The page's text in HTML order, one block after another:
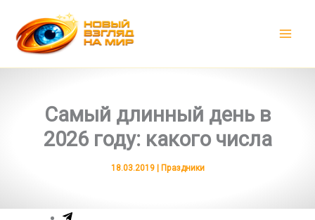
содержимому
Самый длинный день в
2026 году: какого числа
18.03.2019 | Праздники